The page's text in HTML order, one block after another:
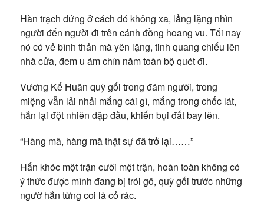
Hàn trạch đứng ở cách đó không xa, lẳng lặng nhìn
người đến người đi trên cánh đồng hoang vu. Tối nay
nó có vẻ bình thản mà yên lặng, tinh quang chiếu lên
nhà cửa, đem u ám chín năm toàn bộ quét đi.
Vương Kế Huân quỳ gối trong đám người, trong
miệng vẫn lải nhải mắng cái gì, mắng trong chốc lát,
hắn lại đột nhiên dập đầu, khiến bụi đất bay lên.
“Hàng mã, hàng mã thật sự đã trở lại……”
Hắn khóc một trận cười một trận, hoàn toàn không có
ý thức được mình đang bị trói gô, quỳ gối trước những
ngườ hắn từng coi là cỏ rác.